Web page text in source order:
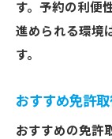
す。予約の利便
進められる環境
す。
おすすめ免許
おすすめの免許